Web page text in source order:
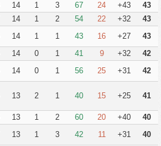
14 1 3 67 24 +43 43
14 1 2 54 22 +32 43
14 1 1 43 16 +27 43
14 0 1 41 9 +32 42
14 0 1 56 25 +31 42
13 2 1 40 15 +25 41
13 1 2 60 20 +40 40
13 1 3 42 11 +31 40